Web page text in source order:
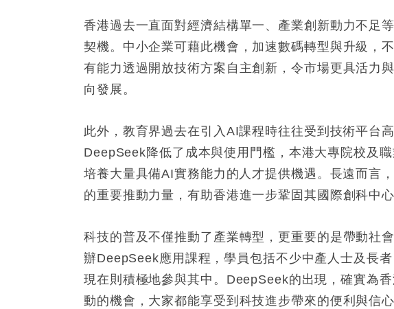
香港過去一直面對經濟結構單一、產業創新動力不足
契機。中小企業可藉此機會，加速數碼轉型與升級，
有能力透過開放技術方案自主創新，令市場更具活力
向發展。
此外，教育界過去在引入AI課程時往往受到技術平台
DeepSeek降低了成本與使用門檻，本港大專院校及
培養大量具備AI實務能力的人才提供機遇。長遠而言
的重要推動力量，有助香港進一步鞏固其國際創科中心
科技的普及不僅推動了產業轉型，更重要的是帶動社
辦DeepSeek應用課程，學員包括不少中產人士及長
現在則積極地參與其中。DeepSeek的出現，確實為
動的機會，大家都能享受到科技進步帶來的便利與信心